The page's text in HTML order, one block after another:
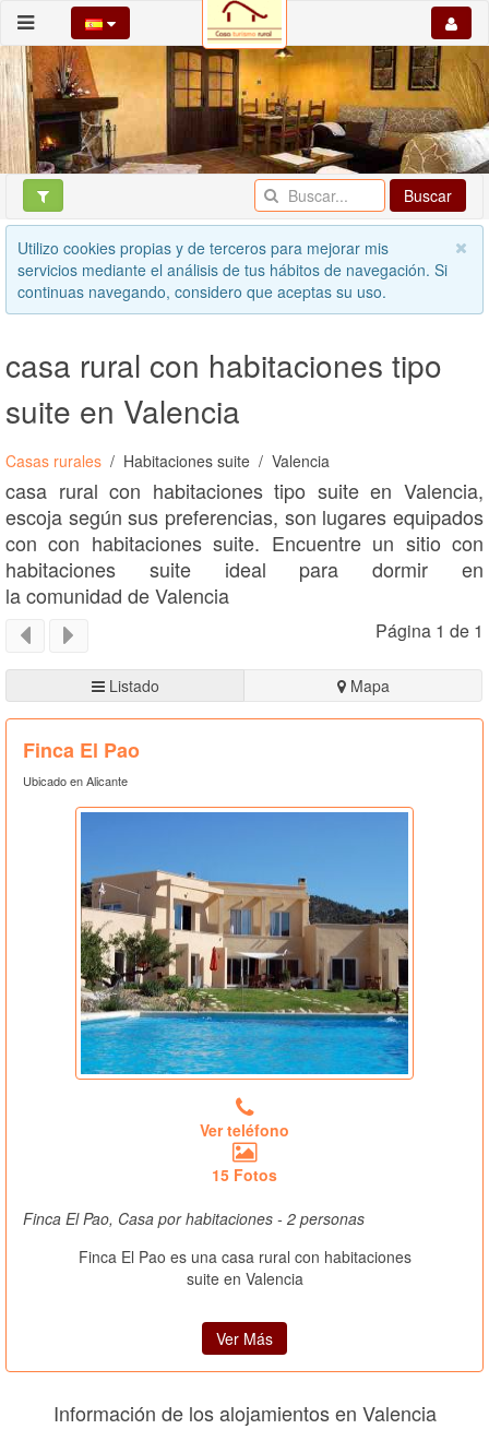
Buscar
Utilizo cookies propias y de terceros para mejorar mis
servicios mediante el análisis de tus hábitos de navegación. Si
continuas navegando, considero que aceptas su uso.
casa rural con habitaciones tipo
suite en Valencia
Casas rurales Habitaciones suite Valencia
casa rural con habitaciones tipo suite en Valencia,
escoja según sus preferencias, son lugares equipados
con con habitaciones suite. Encuentre un sitio con
habitaciones suite ideal para dormir en
la comunidad de Valencia
Página 1 de 1
Listado Mapa
Finca El Pao
Ubicado en Alicante
Ver teléfono
15 Fotos
Finca El Pao, Casa por habitaciones - 2 personas
Finca El Pao es una casa rural con habitaciones
suite en Valencia
Ver Más
Información de los alojamientos en Valencia